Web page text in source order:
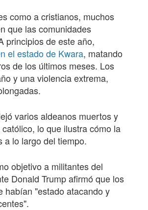
como a cristianos, muchos
que las comunidades
principios de este año,
el estado de Kwara, matando
de los últimos meses. Los
y una violencia extrema,
varios aldeanos muertos y
lo que ilustra cómo la
a lo largo del tiempo.
objetivo a militantes del
Donald Trump afirmó que los
habían "estado atacando y